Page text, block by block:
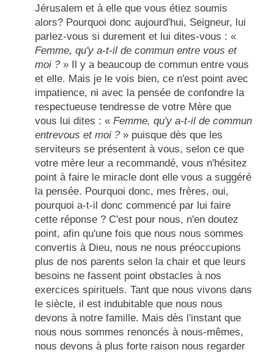
Jérusalem et à elle que vous étiez soumis
alors? Pourquoi donc aujourd'hui, Seigneur, lui
parlez-vous si durement et lui dites-vous : «
Femme, qu'y a-t-il de commun entre vous et
moi ? » Il y a beaucoup de commun entre vous
et elle. Mais je le vois bien, ce n'est point avec
impatience, ni avec la pensée de confondre la
respectueuse tendresse de votre Mère que
vous lui dites : « Femme, qu'y a-t-il de commun
entrevous et moi ? » puisque dès que les
serviteurs se présentent à vous, selon ce que
votre mère leur a recommandé, vous n'hésitez
point à faire le miracle dont elle vous a suggéré
la pensée. Pourquoi donc, mes frères, oui,
pourquoi a-t-il donc commencé par lui faire
cette réponse ? C'est pour nous, n'en doutez
point, afin qu'une fois que nous nous sommes
convertis à Dieu, nous ne nous préoccupions
plus de nos parents selon la chair et que leurs
besoins ne fassent point obstacles à nos
exercices spirituels. Tant que nous vivons dans
le siècle, il est indubitable que nous nous
devons à notre famille. Mais dès l'instant que
nous nous sommes renoncés à nous-mêmes,
nous devons à plus forte raison nous regarder